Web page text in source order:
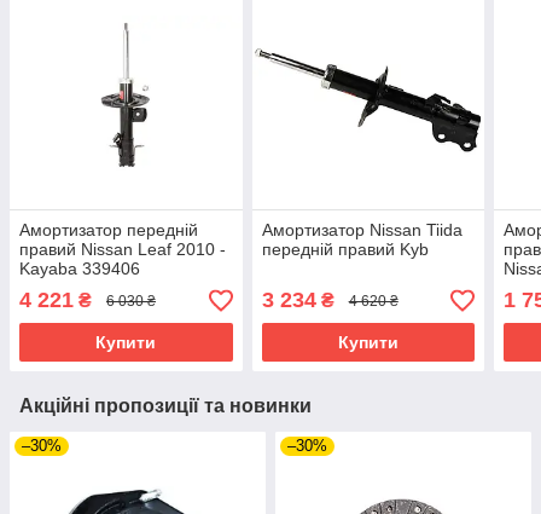
Амортизатор передній
правий Nissan Leaf 2010 -
Kayaba 339406
4 221 ₴ 6 030 ₴
Купити
Амортизатор Nissan Tiida
передній правий Kyb
3 234₴ 4 620 ₴
Купити
1
Акційні пропозиції та новинки
–30% –30%